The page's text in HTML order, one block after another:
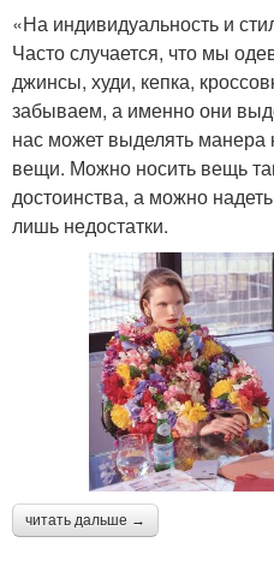
«На индивидуальность и
Часто случается, что мы
джинсы, худи, кепка,
забываем, а именно они
нас может выделять
вещи. Можно носить вещь
достоинства, а можно
лишь недостатки.
читать дальше →